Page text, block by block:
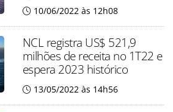
10/06/2022 às 12h08
NCL registra US$ 521,9
milhões de receita no 1T22 e
espera 2023 histórico
13/05/2022 às 14h56